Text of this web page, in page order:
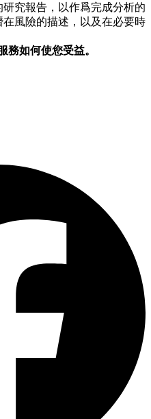
究報告，以作爲完成分析的
風險的描述，以及在必要時
如何使您受益。